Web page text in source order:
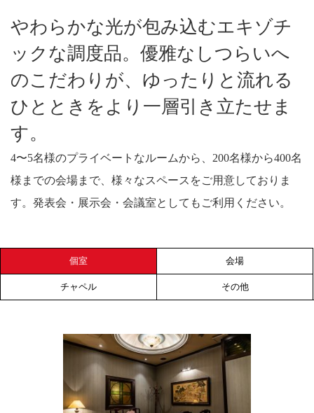
やわらかな光が包み込むエキゾチ
ックな調度品。優雅なしつらいへ
のこだわりが、ゆったりと流れる
ひとときをより一層引き立たせま
す。
4〜5名様のプライベートなルームから、 200名様から400名
様までの会場まで、 様々なスペースをご用意しておりま
す。 発表会・展示会・会議室としてもご利用ください。
個室 会場
チャペル その他